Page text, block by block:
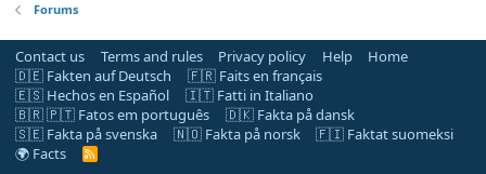
Forums
Contact us Terms and rules Privacy policy Help
Home
🇩🇪 Fakten auf Deutsch
🇫🇷 Faits en français
🇪🇸 Hechos en Español
🇮🇹 Fatti in Italiano
🇧🇷 🇵🇹 Fatos em português
🇩🇰 Fakta på dansk
🇸🇪 Fakta på svenska
🇳🇴 Fakta på norsk
🇫🇮 Faktat suomeksi
🌍 Facts
R